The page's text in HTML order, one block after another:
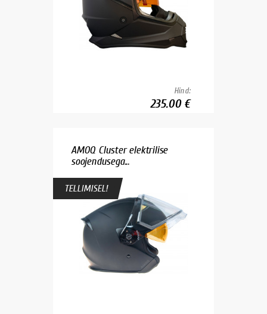
Hind:
235.00 €
AMOQ Cluster elektrilise
soojendusega...
TELLIMISEL!